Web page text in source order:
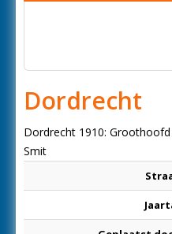
Dordrecht
Dordrecht 1910:
Smit